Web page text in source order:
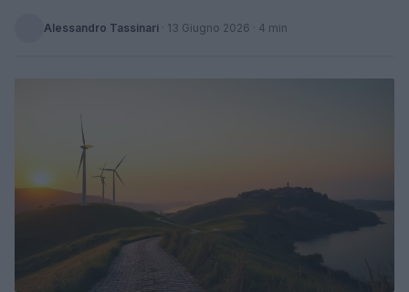
Alessandro Tassinari · 13 Giugno 2026 · 4 min